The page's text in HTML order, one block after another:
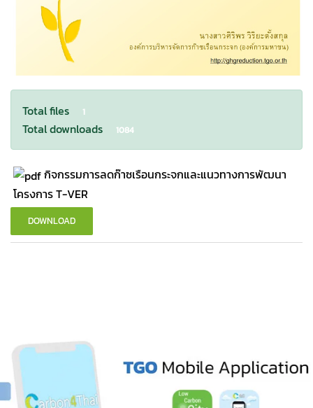
Total files 1
Total downloads 1084
กิจกรรมการลดก๊าซเรือนกระจกและแนวทางการพัฒนา
โครงการ T-VER
DOWNLOAD